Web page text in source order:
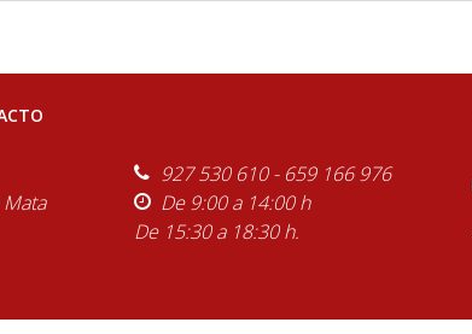
927 530 610 - 659 166 976
De 9:00 a 14:00 h
De 15:30 a 18:30 h.